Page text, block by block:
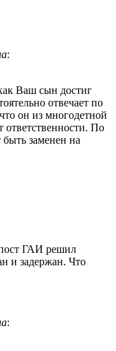
:
Ваш сын достиг
отвечает по
он из многодетной
ответственности. По
заменен на
ГАИ решил
и задержан. Что
: